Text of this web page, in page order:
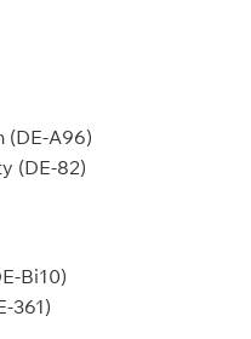
(DE-A96)
(DE-82)
Bi10)
361)